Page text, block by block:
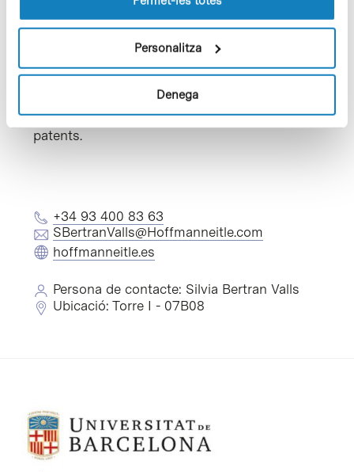
Personalitza
Denega
internacional (WIPO) i l’oficina espanyola de
patents i marques (OEPM). També, actua com
a representant en oposicions i proporciona
assessorament estratègic per a l’obtenció,
explotació i protecció dels drets de propietat
industrial. En aquest sentit, prepara per als
seus clients opinions sobre patentabilitat, així
com dictàmens sobre validesa i infracció de
patents.
+34 93 400 83 63
SBertranValls@Hoffmanneitle.com
hoffmanneitle.es
Persona de contacte: Silvia Bertran Valls
Ubicació: Torre I - 07B08